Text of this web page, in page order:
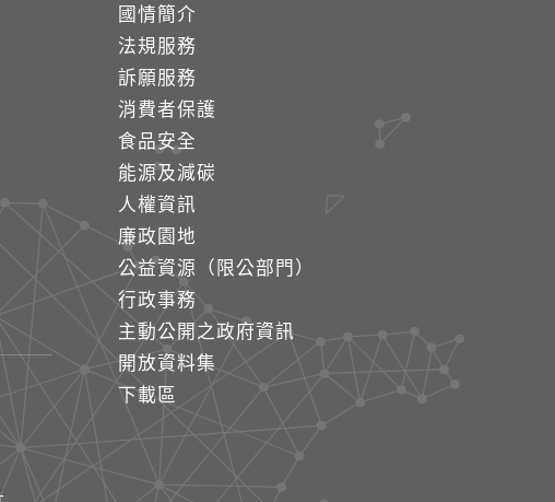
國情簡介
法規服務
訴願服務
消費者保護
食品安全
能源及減碳
人權資訊
廉政園地
公益資源（限公部門）
行政事務
主動公開之政府資訊
開放資料集
下載區